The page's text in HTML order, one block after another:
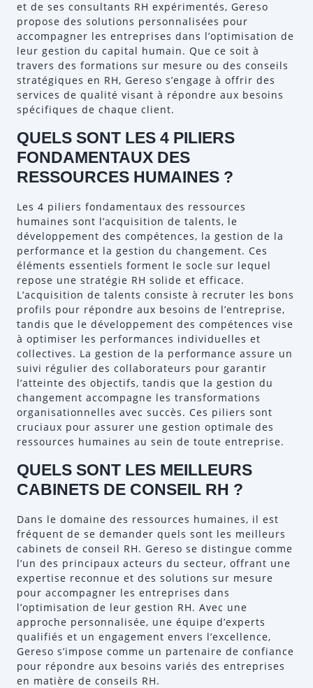
et de ses consultants RH expérimentés, Gereso
propose des solutions personnalisées pour
accompagner les entreprises dans l’optimisation de
leur gestion du capital humain. Que ce soit à
travers des formations sur mesure ou des conseils
stratégiques en RH, Gereso s’engage à offrir des
services de qualité visant à répondre aux besoins
spécifiques de chaque client.
QUELS SONT LES 4 PILIERS
FONDAMENTAUX DES
RESSOURCES HUMAINES ?
Les 4 piliers fondamentaux des ressources
humaines sont l’acquisition de talents, le
développement des compétences, la gestion de la
performance et la gestion du changement. Ces
éléments essentiels forment le socle sur lequel
repose une stratégie RH solide et efficace.
L’acquisition de talents consiste à recruter les bons
profils pour répondre aux besoins de l’entreprise,
tandis que le développement des compétences vise
à optimiser les performances individuelles et
collectives. La gestion de la performance assure un
suivi régulier des collaborateurs pour garantir
l’atteinte des objectifs, tandis que la gestion du
changement accompagne les transformations
organisationnelles avec succès. Ces piliers sont
cruciaux pour assurer une gestion optimale des
ressources humaines au sein de toute entreprise.
QUELS SONT LES MEILLEURS
CABINETS DE CONSEIL RH ?
Dans le domaine des ressources humaines, il est
fréquent de se demander quels sont les meilleurs
cabinets de conseil RH. Gereso se distingue comme
l’un des principaux acteurs du secteur, offrant une
expertise reconnue et des solutions sur mesure
pour accompagner les entreprises dans
l’optimisation de leur gestion RH. Avec une
approche personnalisée, une équipe d’experts
qualifiés et un engagement envers l’excellence,
Gereso s’impose comme un partenaire de confiance
pour répondre aux besoins variés des entreprises
en matière de conseils RH.